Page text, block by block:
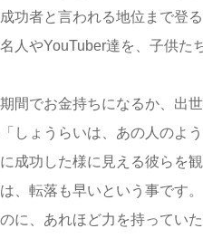
功者と言われる地位まで登
人やYouTuber達を、子供
間でお金持ちになるか、出
しょうらいは、あの人のよ
成功した様に見える彼らを
、転落も早いという事です。
のに、あれほど力を持ってい